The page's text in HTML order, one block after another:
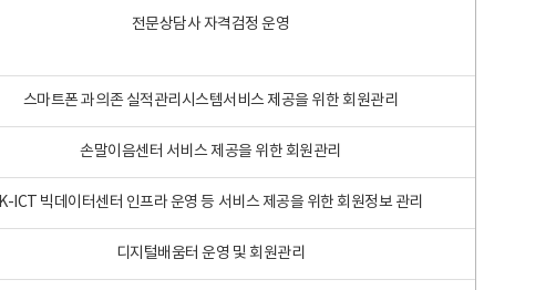
전문상담사 자격검정 운영
스마트폰 과의존 실적관리시스템서비스 제공을 위한 회원관리
손말이음센터 서비스 제공을 위한 회원관리
K-ICT 빅데이터센터 인프라 운영 등 서비스 제공을 위한 회원정보 관리
디지털배움터 운영 및 회원관리